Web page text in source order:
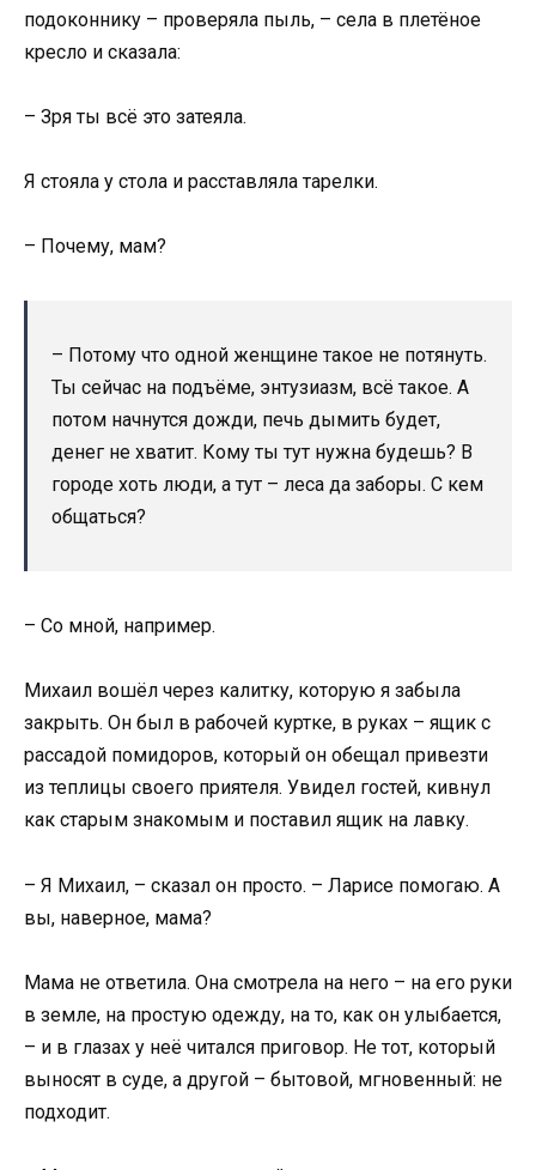
подоконнику – проверяла пыль, – села в плетёное
кресло и сказала:
– Зря ты всё это затеяла.
Я стояла у стола и расставляла тарелки.
– Почему, мам?
– Потому что одной женщине такое не потянуть.
Ты сейчас на подъёме, энтузиазм, всё такое. А
потом начнутся дожди, печь дымить будет,
денег не хватит. Кому ты тут нужна будешь? В
городе хоть люди, а тут – леса да заборы. С кем
общаться?
– Со мной, например.
Михаил вошёл через калитку, которую я забыла
закрыть. Он был в рабочей куртке, в руках – ящик с
рассадой помидоров, который он обещал привезти
из теплицы своего приятеля. Увидел гостей, кивнул
как старым знакомым и поставил ящик на лавку.
– Я Михаил, – сказал он просто. – Ларисе помогаю. А
вы, наверное, мама?
Мама не ответила. Она смотрела на него – на его руки
в земле, на простую одежду, на то, как он улыбается,
– и в глазах у неё читался приговор. Не тот, который
выносят в суде, а другой – бытовой, мгновенный: не
подходит.